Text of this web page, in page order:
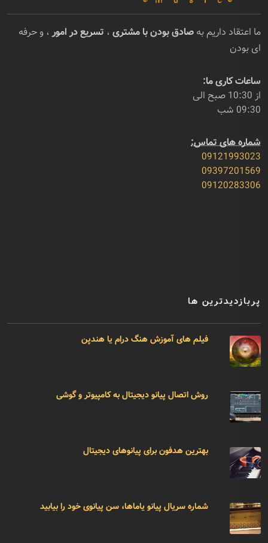
ما اعتقاد داریم به صادق بودن با مشتری ، تسریع در امور ، و حرفه
ای بودن
ساعات کاری ما:
از 10:30 صبح الی
09:30 شب
شماره های تماس:
09121993023
09397201569
09120283306
پربازدیدترین ها
فیلم های آموزش هنگ درام یا هندپن
روش اتصال پیانو دیجیتال به کامپیوتر و گوشی
بهترین هدفون برای پیانوهای دیجیتال
شماره سریال پیانو یاماها، سن پیانوی خود را بیابید